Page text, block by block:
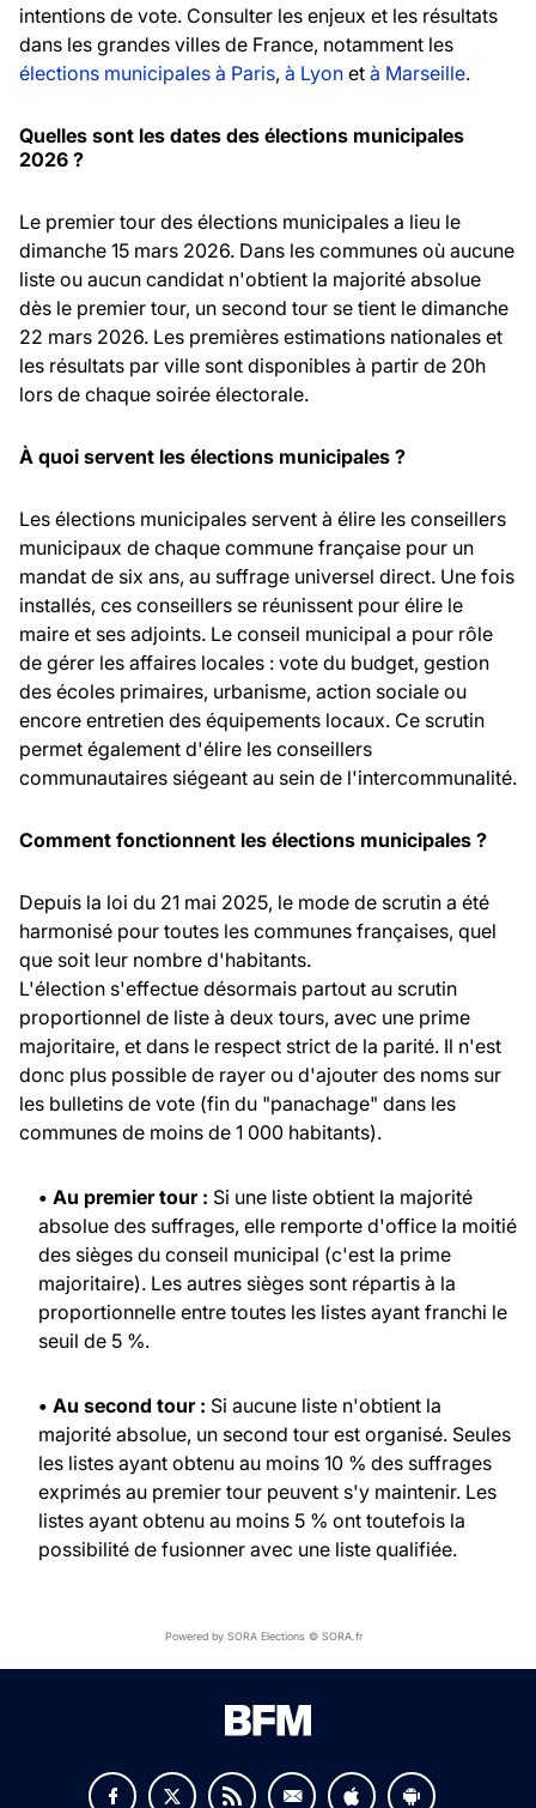
intentions de vote. Consulter les enjeux et les résultats
dans les grandes villes de France, notamment les
élections municipales à Paris, à Lyon et à Marseille.
Quelles sont les dates des élections municipales
2026 ?
Le premier tour des élections municipales a lieu le
dimanche 15 mars 2026. Dans les communes où aucune
liste ou aucun candidat n'obtient la majorité absolue
dès le premier tour, un second tour se tient le dimanche
22 mars 2026. Les premières estimations nationales et
les résultats par ville sont disponibles à partir de 20h
lors de chaque soirée électorale.
À quoi servent les élections municipales ?
Les élections municipales servent à élire les conseillers
municipaux de chaque commune française pour un
mandat de six ans, au suffrage universel direct. Une fois
installés, ces conseillers se réunissent pour élire le
maire et ses adjoints. Le conseil municipal a pour rôle
de gérer les affaires locales : vote du budget, gestion
des écoles primaires, urbanisme, action sociale ou
encore entretien des équipements locaux. Ce scrutin
permet également d'élire les conseillers
communautaires siégeant au sein de l'intercommunalité.
Comment fonctionnent les élections municipales ?
Depuis la loi du 21 mai 2025, le mode de scrutin a été
harmonisé pour toutes les communes françaises, quel
que soit leur nombre d'habitants.
L'élection s'effectue désormais partout au scrutin
proportionnel de liste à deux tours, avec une prime
majoritaire, et dans le respect strict de la parité. Il n'est
donc plus possible de rayer ou d'ajouter des noms sur
les bulletins de vote (fin du "panachage" dans les
communes de moins de 1 000 habitants).
• Au premier tour : Si une liste obtient la majorité
absolue des suffrages, elle remporte d'office la moitié
des sièges du conseil municipal (c'est la prime
majoritaire). Les autres sièges sont répartis à la
proportionnelle entre toutes les listes ayant franchi le
seuil de 5 %.
• Au second tour : Si aucune liste n'obtient la
majorité absolue, un second tour est organisé. Seules
les listes ayant obtenu au moins 10 % des suffrages
exprimés au premier tour peuvent s'y maintenir. Les
listes ayant obtenu au moins 5 % ont toutefois la
possibilité de fusionner avec une liste qualifiée.
Powered by SORA Elections © SORA.fr